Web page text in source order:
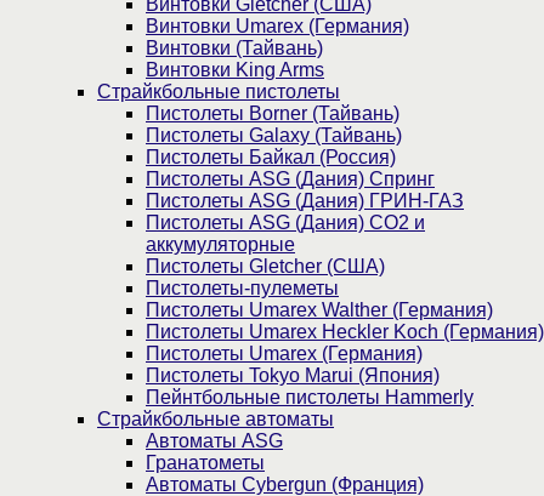
Винтовки Umarex (Германия)
Винтовки (Тайвань)
Винтовки King Arms
Страйкбольные пистолеты
Пистолеты Borner (Тайвань)
Пистолеты Galaxy (Тайвань)
Пистолеты Байкал (Россия)
Пистолеты ASG (Дания) Спринг
Пистолеты ASG (Дания) ГРИН-ГАЗ
Пистолеты ASG (Дания) CO2 и
аккумуляторные
Пистолеты Gletcher (США)
Пистолеты-пулеметы
Пистолеты Umarex Walther (Германия)
Пистолеты Umarex Heckler Koch (Германия)
Пистолеты Umarex (Германия)
Пистолеты Tokyo Marui (Япония)
Пейнтбольные пистолеты Hammerly
Страйкбольные автоматы
Автоматы ASG
Гранатометы
Автоматы Cybergun (Франция)